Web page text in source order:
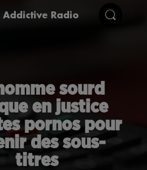
Addictive Radio
sourd
en justice
pornos pour
des sous-
titres